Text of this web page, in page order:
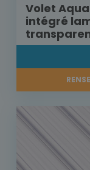
Volet
intégré